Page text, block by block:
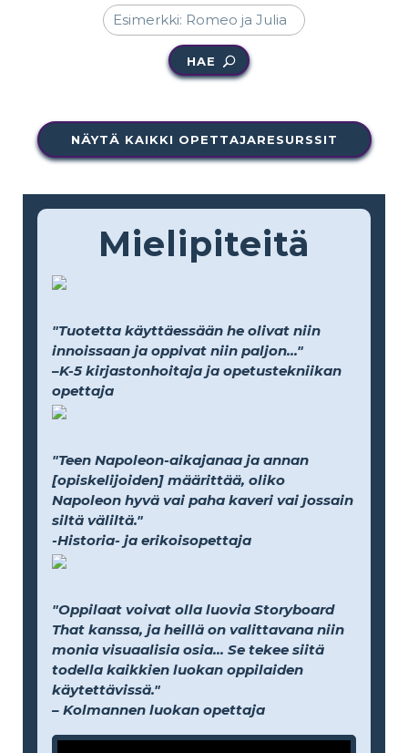
HAE
NÄYTÄ KAIKKI OPETTAJARESURSSIT
Mielipiteitä
"Tuotetta käyttäessään he olivat niin
innoissaan ja oppivat niin paljon..."
–K-5 kirjastonhoitaja ja opetustekniikan
opettaja
"Teen Napoleon-aikajanaa ja annan
[opiskelijoiden] määrittää, oliko
Napoleon hyvä vai paha kaveri vai jossain
siltä väliltä."
-Historia- ja erikoisopettaja
"Oppilaat voivat olla luovia Storyboard
That kanssa, ja heillä on valittavana niin
monia visuaalisia osia... Se tekee siitä
todella kaikkien luokan oppilaiden
käytettävissä."
– Kolmannen luokan opettaja